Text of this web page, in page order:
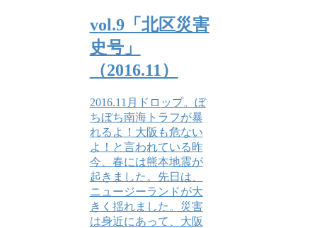
vol.9「北区災害
史号」
（2016.11）
2016.11月ドロップ。ぼ
ちぼち南海トラフが暴
れるよ！大阪も危ない
よ！と言われている昨
今、春には熊本地震が
起きました。先日は、
ニュージーランドが大
きく揺れました。災害
は身近にあって、大阪